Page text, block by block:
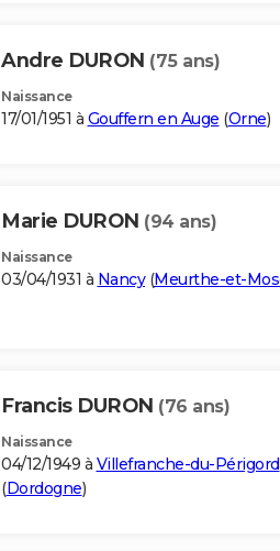
Andre DURON (75 ans)
Naissance
17/01/1951 à Gouffern en Auge (Orne)
Marie DURON (94 ans)
Naissance
03/04/1931 à Nancy(Meurthe-et-
Francis DURON (76 ans)
Naissance
04/12/1949 à Villefranche-du-Périgord
(Dordogne)